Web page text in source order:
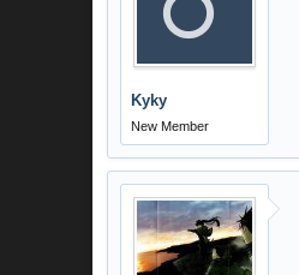
Kyky
New Member